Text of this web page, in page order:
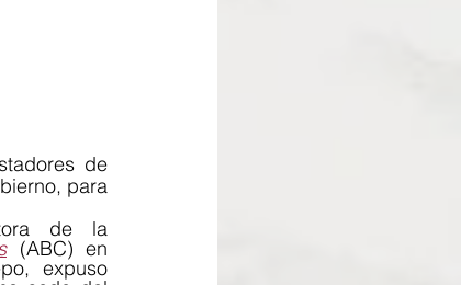
de
para
(ABC) en
expuso